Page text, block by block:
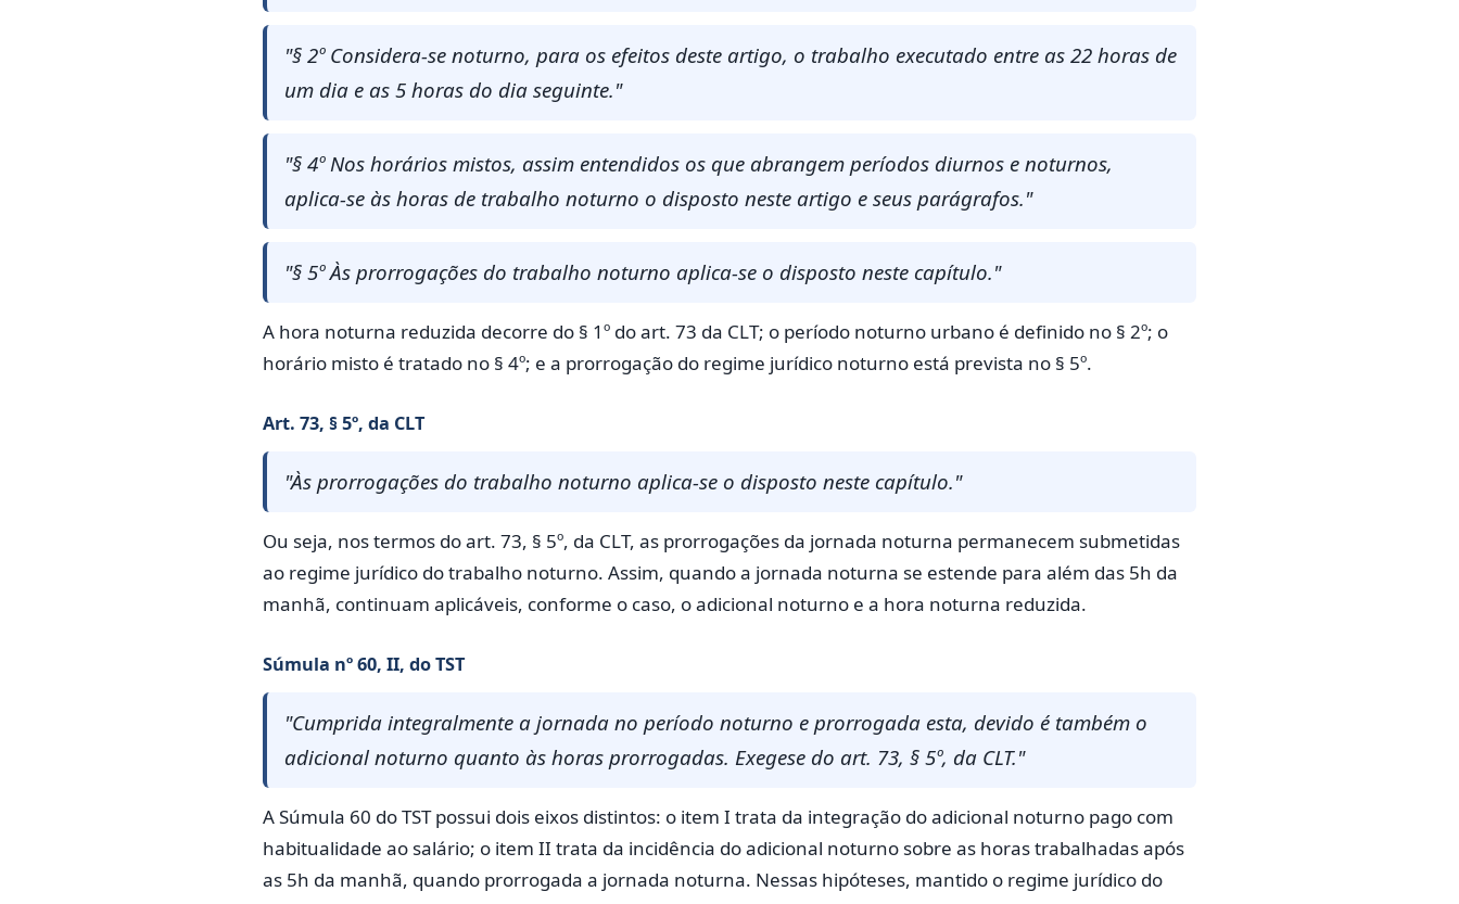
"§ 2º Considera-se noturno, para os efeitos deste artigo, o trabalho executado entre as 22 horas de
um dia e as 5 horas do dia seguinte."
"§ 4º Nos horários mistos, assim entendidos os que abrangem períodos diurnos e noturnos,
aplica-se às horas de trabalho noturno o disposto neste artigo e seus parágrafos."
"§ 5º Às prorrogações do trabalho noturno aplica-se o disposto neste capítulo."
A hora noturna reduzida decorre do § 1º do art. 73 da CLT; o período noturno urbano é definido no § 2º; o
horário misto é tratado no § 4º; e a prorrogação do regime jurídico noturno está prevista no § 5º.
Art. 73, § 5º, da CLT
"Às prorrogações do trabalho noturno aplica-se o disposto neste capítulo."
Ou seja, nos termos do art. 73, § 5º, da CLT, as prorrogações da jornada noturna permanecem submetidas
ao regime jurídico do trabalho noturno. Assim, quando a jornada noturna se estende para além das 5h da
manhã, continuam aplicáveis, conforme o caso, o adicional noturno e a hora noturna reduzida.
Súmula nº 60, II, do TST
"Cumprida integralmente a jornada no período noturno e prorrogada esta, devido é também o
adicional noturno quanto às horas prorrogadas. Exegese do art. 73, § 5º, da CLT."
A Súmula 60 do TST possui dois eixos distintos: o item I trata da integração do adicional noturno pago com
habitualidade ao salário; o item II trata da incidência do adicional noturno sobre as horas trabalhadas após
as 5h da manhã, quando prorrogada a jornada noturna. Nessas hipóteses, mantido o regime jurídico do